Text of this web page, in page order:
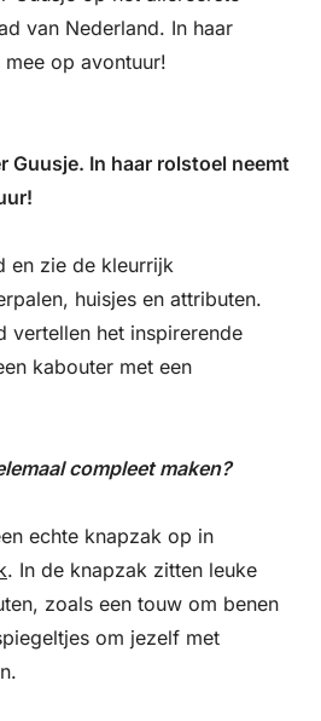
van Nederland. In haar
op avontuur!
Guusje. In haar rolstoel neemt
en zie de kleurrijk
huisjes en attributen.
vertellen het inspirerende
kabouter met een
compleet maken?
echte knapzak op in
. In de knapzak zitten leuke
zoals een touw om benen
om jezelf met